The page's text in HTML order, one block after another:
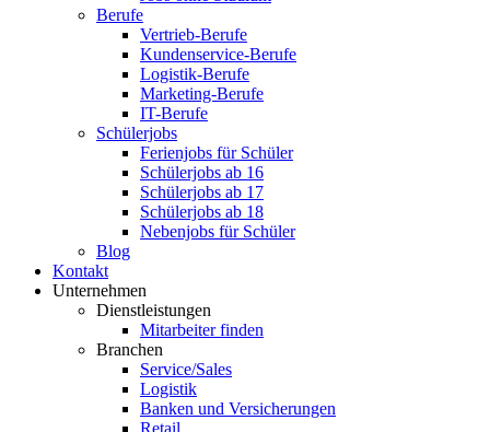
Berufe
Vertrieb-Berufe
Kundenservice-Berufe
Logistik-Berufe
Marketing-Berufe
IT-Berufe
Schülerjobs
Ferienjobs für Schüler
Schülerjobs ab 16
Schülerjobs ab 17
Schülerjobs ab 18
Nebenjobs für Schüler
Blog
Kontakt
Unternehmen
Dienstleistungen
Mitarbeiter finden
Branchen
Service/Sales
Logistik
Banken und Versicherungen
Retail